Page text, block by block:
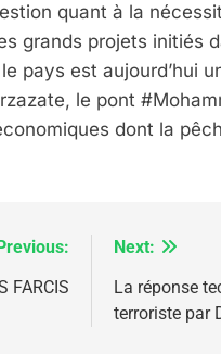
quant à la
grands projets initiés
pays est aujourd’hui
le pont
dont la
FARCIS
Next:
La réponse
terroriste par
– Jacques
De Tafraout,